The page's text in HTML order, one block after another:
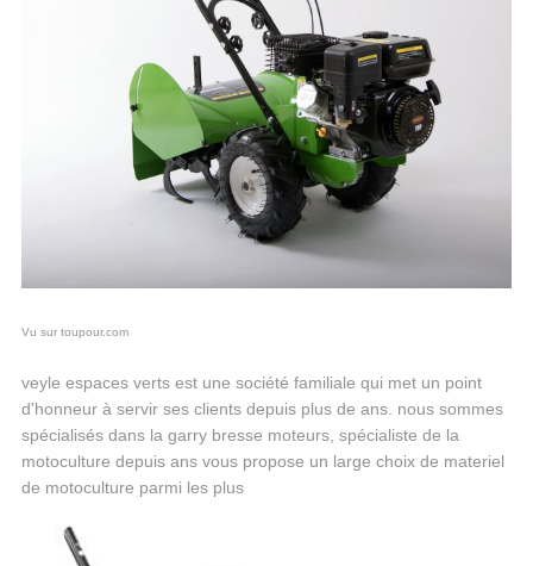
Vu sur toupour.com
veyle espaces verts est une société familiale qui met un point
d'honneur à servir ses clients depuis plus de ans. nous sommes
spécialisés dans la garry bresse moteurs, spécialiste de la
motoculture depuis ans vous propose un large choix de materiel
de motoculture parmi les plus